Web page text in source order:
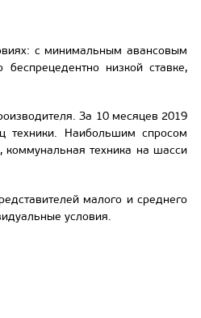
с минимальным авансовым
низкой ставке,
За 10 месяцев 2019
техники. Наибольшим спросом
техника на шасси
малого и среднего
условия.